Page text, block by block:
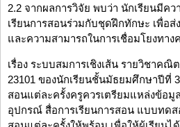
2.2 จากผลการวิจัย พบว่า นักเรียนมีค
เรียนการสอนร่วมกับชุดฝึกทักษะ เพื่อ
และความสามารถในการเชื่อมโยงทา
เรื่อง ระบบสมการเชิงเส้น รายวิชาค
23101 ของนักเรียนชั้นมัธยมศึกษาปีที่
สอนแต่ละครั้งครูควรเตรียมแหล่งข้อมู
อุปกรณ์ สื่อการเรียนการสอน แบบทด